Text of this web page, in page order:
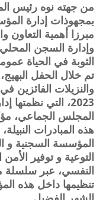
من جهته نوه رئيس
بمجهوذات إدارة
مبرزا أهمية التعاون
وإدارة السجن
الثوبة في الحياة
تم خلال الحفل
والنزيلات الفائزين
2023، التي
المجلس الجماعي،
هذه المبادرات
المؤسسة السجنية و
التوعية و توفير
النفسي، عبر سلسلة
تنظيمها داخل هذه